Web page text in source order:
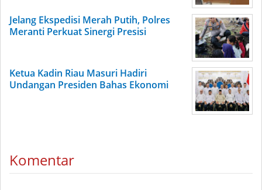
Jelang Ekspedisi Merah Putih, Polres
Meranti Perkuat Sinergi Presisi
Ketua Kadin Riau Masuri Hadiri
Undangan Presiden Bahas Ekonomi
Komentar